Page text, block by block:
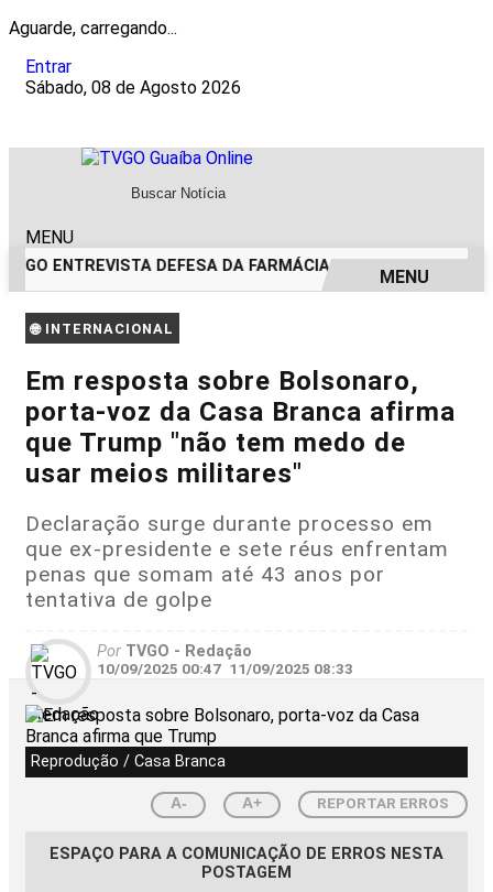
Aguarde, carregando...
Entrar
Sábado, 08 de Agosto 2026
MENU
ENTREVISTA DEFESA DA FARMÁCIA INVESTIGADA EM
EM ALTA
MENU
🌐 INTERNACIONAL
Em resposta sobre Bolsonaro,
porta-voz da Casa Branca afirma
que Trump "não tem medo de
usar meios militares"
Declaração surge durante processo em
que ex-presidente e sete réus enfrentam
penas que somam até 43 anos por
tentativa de golpe
Por TVGO - Redação
10/09/2025 00:47 11/09/2025 08:33
Reprodução / Casa Branca
A- A+ REPORTAR ERROS
ESPAÇO PARA A COMUNICAÇÃO DE ERROS NESTA
POSTAGEM